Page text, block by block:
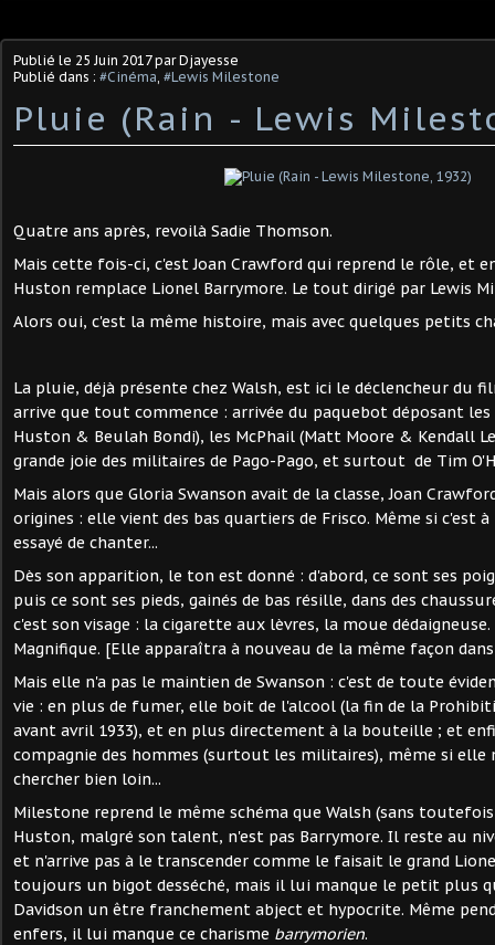
Publié le 25 Juin 2017par Djayesse
Publié dans : #Cinéma #Lewis Milestone
Pluie (Rain - Lewis
Quatre ans après, revoilà Sadie Thomson.
Mais cette fois-ci, c'est Joan Crawford qui reprend le rôle, et
Huston remplace Lionel Barrymore. Le tout dirigé par Lewis
Alors oui, c'est la même histoire, mais avec quelques petits
La pluie, déjà présente chez Walsh, est ici le déclencheur du
arrive que tout commence : arrivée du paquebot déposant les
Huston & Beulah Bondi), les McPhail (Matt Moore & Kendall
grande joie des militaires de Pago-Pago, et surtout de Tim
Mais alors que Gloria Swanson avait de la classe, Joan
origines : elle vient des bas quartiers de Frisco. Même si c'est
essayé de chanter...
Dès son apparition, le ton est donné : d'abord, ce sont ses
puis ce sont ses pieds, gainés de bas résille, dans des
c'est son visage : la cigarette aux lèvres, la moue dédaigneuse.
Magnifique. [Elle apparaîtra à nouveau de la même façon
Mais elle n'a pas le maintien de Swanson : c'est de toute
vie : en plus de fumer, elle boit de l'alcool (la fin de la
avant avril 1933), et en plus directement à la bouteille ; et
compagnie des hommes (surtout les militaires), même si elle
chercher bien loin...
Milestone reprend le même schéma que Walsh (sans
Huston, malgré son talent, n'est pas Barrymore. Il reste au
et n'arrive pas à le transcender comme le faisait le grand
toujours un bigot desséché, mais il lui manque le petit plus
Davidson un être franchement abject et hypocrite. Même
enfers, il lui manque ce charisme barrymorien.